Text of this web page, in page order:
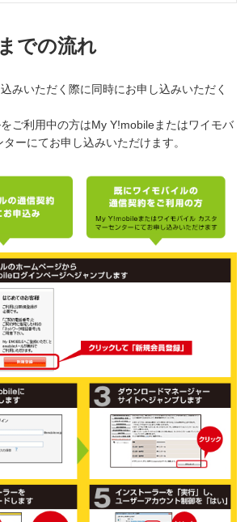
での流れ
みいただく際に同時にお申し込みいただく
ご利用中の方はMy Y!mobileまたはワイモバ
ーにてお申し込みいただけます。